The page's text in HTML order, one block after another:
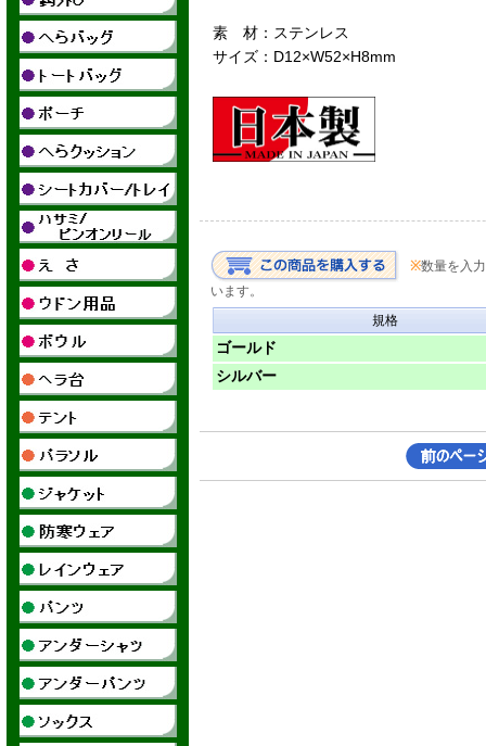
素 材：ステンレス
サイズ：D12×W52×H8mm
※数量を入
います。
規格
ゴールド
シルバー